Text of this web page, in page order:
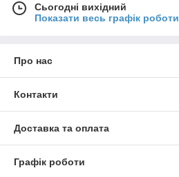
Сьогодні вихідний
Показати весь графік роботи
Про нас
Контакти
Доставка та оплата
Графік роботи